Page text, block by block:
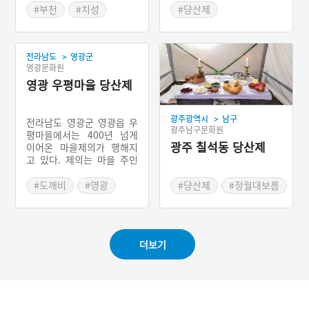
#부천
#치성
다. 제당은 당집 형태로 있
으며 당 안에는 국사부인 신
위라고 쓰인 비석이 모셔져
있다.
#당산제
#김해 마을신앙
전라남도 > 영광군
영광문화원
영광 우평마을 당산제
전라남도 영광군 영광읍 우
평마을에서는 400년 넘게
이어온 마을제의가 행해지
고 있다. 제의는 마을 주민
들에서 지내는데 여기에 있
는 느티나무가 당산의 역할
을 한다.우평마을의 제의는
그런 연유로 제의는 추수가
끝나는 시월에 행한다. 전라
도 다른 지역의 제의와는 분
#도깨비
#영광
광주광역시 > 남구
광주남구문화원
광주 칠석동 당산제
#당산제
#정월대보름
더보기